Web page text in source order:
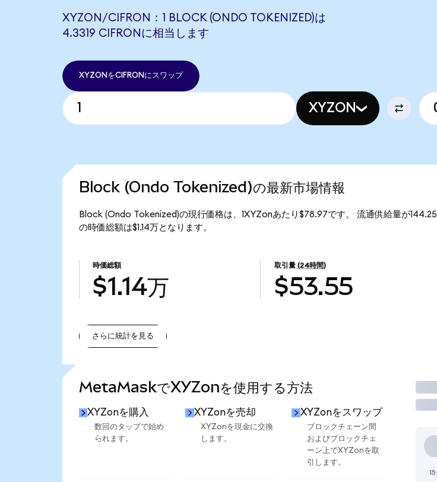
XYZON/CIFRON：1 BLOCK (ONDO TOKENIZED)は
4.3319 CIFRONに相当します
XYZONをCIFRONにスワップ
XYZON
Block (Ondo Tokenized)の最新市場情報
Block (Ondo Tokenized)の現行価格は、1XYZonあたり$78.97です。 流通供給量が
の時価総額は$1.14万となります。
時価総額
$1.14万
取引量 (24時間)
$53.55
さらに統計を見る
MetaMaskでXYZonを使用する方法
XYZonを購入
数回のタップで始め
られます。
XYZonを売却
XYZonを現金に交換
します。
XYZonをスワップ
ブロックチェーン間
およびブロックチェ
ーン上でXYZonを取
引します。
取